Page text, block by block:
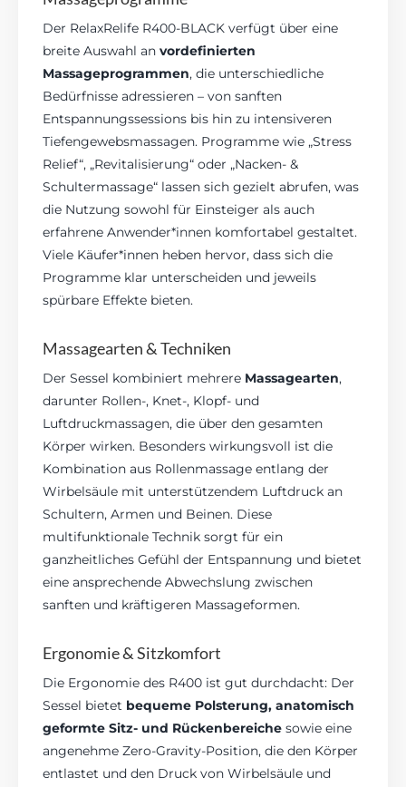
Der RelaxRelife R400-BLACK verfügt über eine
breite Auswahl anvordefinierten
Massageprogrammen, die unterschiedliche
Bedürfnisse adressieren – von sanften
Entspannungssessions bis hin zu intensiveren
Tiefengewebsmassagen. Programme wie „Stress
Relief“, „Revitalisierung“ oder „Nacken- &
Schultermassage“ lassen sich gezielt abrufen, was
die Nutzung sowohl für Einsteiger als auch
erfahrene Anwender*innen komfortabel gestaltet.
Viele Käufer*innen heben hervor, dass sich die
Programme klar unterscheiden und jeweils
spürbare Effekte bieten.
Massagearten & Techniken
Der Sessel kombiniert mehrere Massagearten,
darunter Rollen-, Knet-, Klopf- und
Luftdruckmassagen, die über den gesamten
Körper wirken. Besonders wirkungsvoll ist die
Kombination aus Rollenmassage entlang der
Wirbelsäule mit unterstützendem Luftdruck an
Schultern, Armen und Beinen. Diese
multifunktionale Technik sorgt für ein
ganzheitliches Gefühl der Entspannung und bietet
eine ansprechende Abwechslung zwischen
sanften und kräftigeren Massageformen.
Ergonomie & Sitzkomfort
Die Ergonomie des R400 ist gut durchdacht: Der
Sessel bietet bequeme Polsterung, anatomisch
geformte Sitz- und Rückenbereiche sowie eine
angenehme Zero-Gravity-Position, die den Körper
entlastet und den Druck von Wirbelsäule und